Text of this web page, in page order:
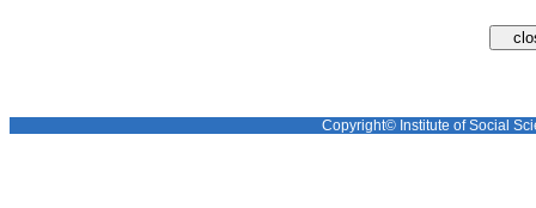
Copyright© Institute of Social